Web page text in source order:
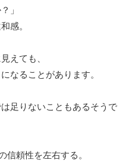
」
感。
えても、
なることがあります。
足りないこともあるそうで
信頼性を左右する。